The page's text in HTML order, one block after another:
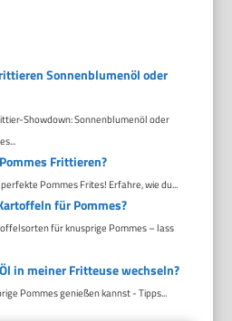
Sonnenblumenöl oder
Showdown: Sonnenblumenöl oder
Frittieren?
Pommes Frites! Erfahre, wie du...
für Pommes?
für knusprige Pommes – lass
in meiner Fritteuse wechseln?
Pommes genießen kannst - Tipps...